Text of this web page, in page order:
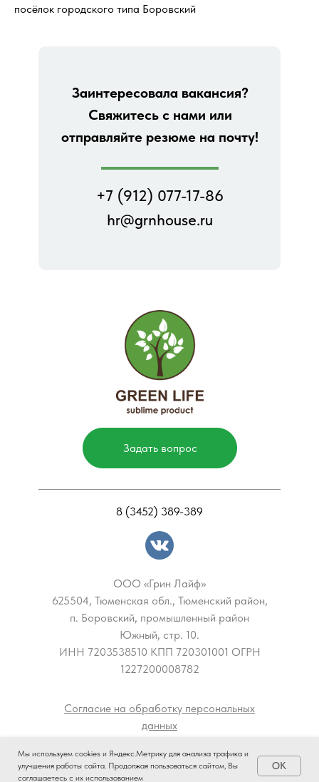
Мы используем cookies и Яндекс.Метрику для анализа трафика и
улучшения работы сайта. Продолжая пользоваться сайтом, Вы
соглашаетесь с их использованием
OK
посёлок городского типа Боровский
Заинтересовала вакансия?
Свяжитесь с нами или
отправляйте резюме на почту!
+7 (912) 077-17-86
hr@grnhouse.ru
8 (3452) 389-389
ООО «Грин Лайф»
625504, Тюменская обл., Тюменский район,
п. Боровский, промышленный район
Южный, стр. 10.
ИНН 7203538510 КПП 720301001 ОГРН
1227200008782
Согласие на обработку персональных
данных
Свидетельство на товарный знак
Задать вопрос